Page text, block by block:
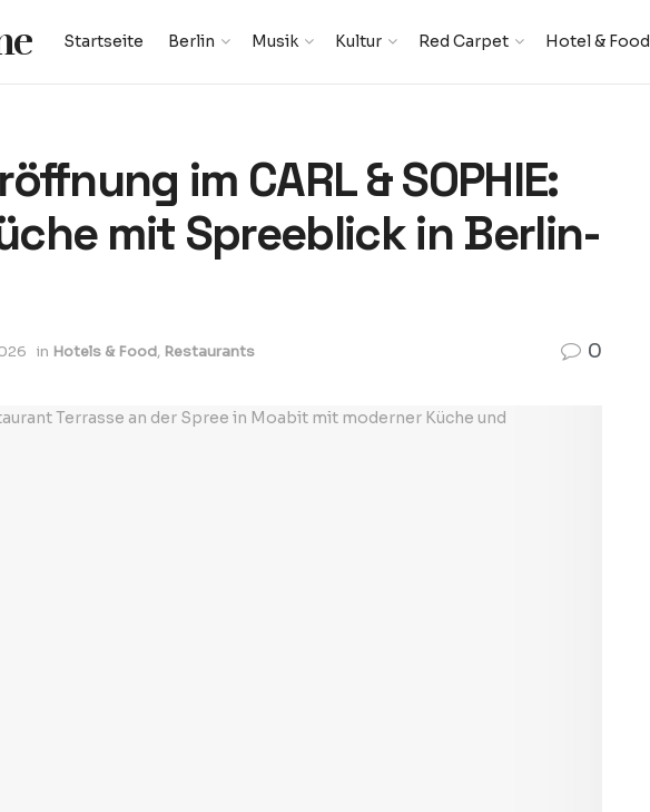
Startseite Berlin Musik Kultur Red Carpet Hotel & Food
im CARL & SOPHIE:
mit Spreeblick in Berlin-
in Hotels & Food, Restaurants 0